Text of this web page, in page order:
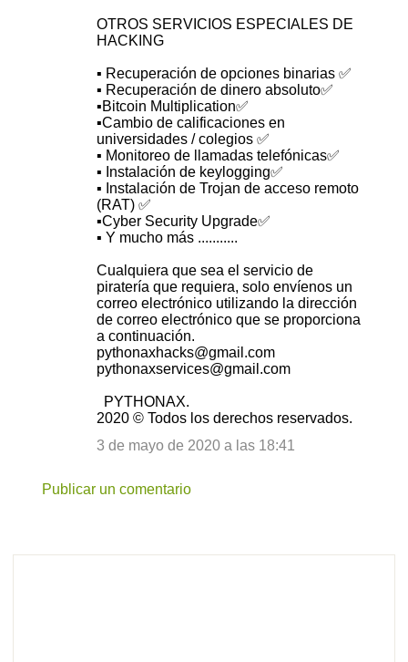
OTROS SERVICIOS ESPECIALES DE
HACKING
▪️ Recuperación de opciones binarias ✅
▪️ Recuperación de dinero absoluto✅
▪️Bitcoin Multiplication✅
▪️Cambio de calificaciones en
universidades / colegios ✅
▪️ Monitoreo de llamadas telefónicas✅
▪️ Instalación de keylogging✅
▪️ Instalación de Trojan de acceso remoto
(RAT) ✅
▪️Cyber ​​Security Upgrade✅
▪️ Y mucho más ...........
Cualquiera que sea el servicio de
piratería que requiera, solo envíenos un
correo electrónico utilizando la dirección
de correo electrónico que se proporciona
a continuación.
pythonaxhacks@gmail.com
pythonaxservices@gmail.com
PYTHONAX.
2020 © Todos los derechos reservados.
3 de mayo de 2020 a las 18:41
Publicar un comentario